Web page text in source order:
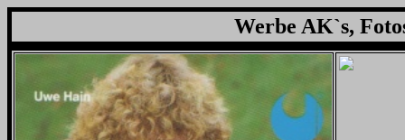
Werbe AK`s,